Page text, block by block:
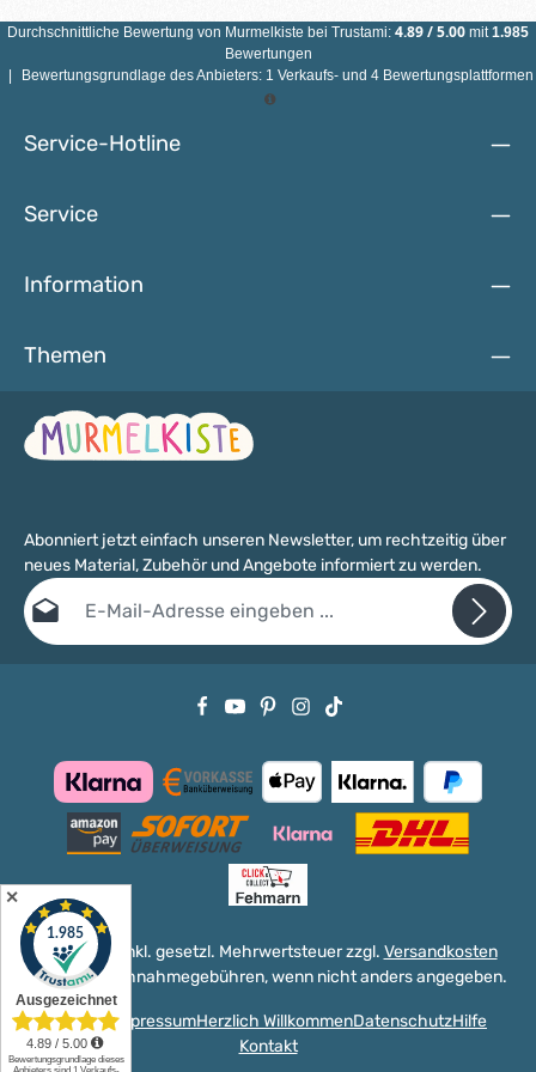
geeignet.Produkteigenschaften:Material: 100 % Polyester
(PP-Kordel)Durchmesser: 1,5 mmLänge: 100 mFarbe: frei
wählbarsehr reißfest und
strapazierfähigverschweißbargeeignet für Schnullerketten,
Durchschnittliche Bewertung von Murmelkiste bei Trustami: 4.89/5.00 mit1.985
Bewertungen
Bewertungsgrundlage des Anbieters: 1 Verkaufs- und 4 Bewertungsplattformen
Service-Hotline
Service
Information
Themen
Abonniert jetzt einfach unseren Newsletter, um rechtzeitig über
neues Material, Zubehör und Angebote informiert zu werden.
E-Mail-Adresse*
Datenschutzbestimmungenzur Kenntnis genommen
Alle Preise inkl. gesetzl. Mehrwertsteuer zzgl. Versandkosten
und ggf. Nachnahmegebühren, wenn nicht anders angegeben.
VersandImpressumHerzlich WillkommenDatenschutzHilfe
Kontakt
✕